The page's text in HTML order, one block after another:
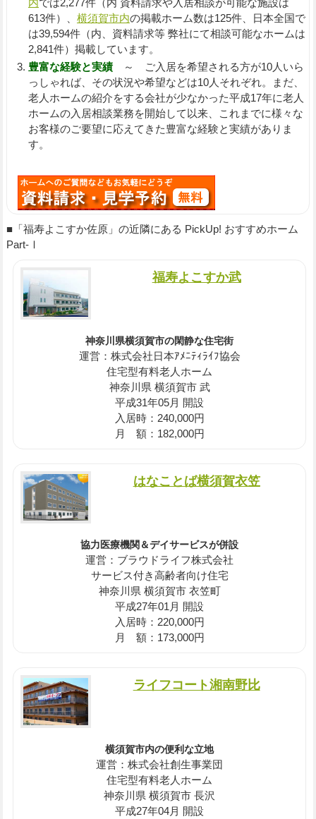
内では2,277件（内 資料請求や入居相談が可能な施設は
613件）、 横須賀市内の掲載ホーム数は125件、日本全国で
は39,594件（内、資料請求等 弊社にて相談可能なホームは
2,841件）掲載しています。
豊富な経験と実績～ ご入居を希望される方が10人いら
っしゃれば、その状況や希望などは10人それぞれ。まだ、
老人ホームの紹介をする会社が少なかった平成17年に老人
ホームの入居相談業務を開始して以来、これまでに様々な
お客様のご要望に応えてきた豊富な経験と実績がありま
す。
■「福寿よこすか佐原」の近隣にある PickUp! おすすめホーム
Part-Ⅰ
福寿よこすか武
神奈川県横須賀市の閑静な住宅街
運営：株式会社日本ｱﾒﾆﾃｨﾗｲﾌ協会
住宅型有料老人ホーム
神奈川県 横須賀市 武
平成31年05月 開設
入居時：240,000円
月 額：182,000円
はなことば横須賀衣笠
協力医療機関＆デイサービスが併設
運営：ブラウドライフ株式会社
サービス付き高齢者向け住宅
神奈川県 横須賀市 衣笠町
平成27年01月 開設
入居時：220,000円
月 額：173,000円
ライフコート湘南野比
横須賀市内の便利な立地
運営：株式会社創生事業団
住宅型有料老人ホーム
神奈川県 横須賀市 長沢
平成27年04月 開設